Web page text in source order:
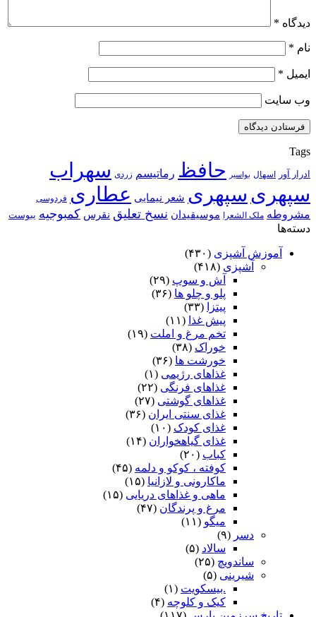
دیدگاه *
نام *
ایمیل *
وب‌ سایت
Tags
ادرار آور اسهال بواسیر حافظ رماتیسم زردی سهراب
سپهری سپهری شعر نیمایی عطاری فردوسی
مشروطه ملک الشعرا موسیقیدان نسخ تعلیق نقرس کمبوجیه یبوست
دسته‌ها
آموزش آشپزی (۴۳۰)
آشپزی (۴۱۸)
آش و سوپ (۲۹)
پلو و چلو ها (۳۶)
پیتزا
(۳۳)
پیش غذا (۱۱)
تخم مرغ و املت (۱۹)
خوراک (۳۸)
خورشت ها (۳۶)
غذاهای رژیمی (۱)
غذاهای فرنگی (۲۲)
غذاهای گوشتی (۲۷)
غذای سنتی ایران (۳۶)
غذای کودک (۱۰)
غذای گیاهخواران (۱۴)
کباب (۲۰)
کوفته ، کوکو و دلمه (۴۵)
ماکارونی و لازانیا (۱۵)
ماهی و غذاهای دریایی (۱۵)
مرغ و پرندگان (۴۷)
میگو (۱۱)
دسر (۹)
سالاد (۵)
ساندویچ (۲۵)
شیرینی (۵)
.بیسکویت (۱)
کیک و کلوچه (۴)